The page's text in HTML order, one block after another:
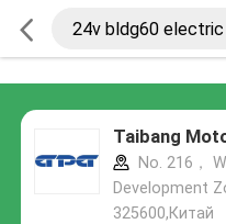
Taibang
No. 216，
Development
325600,Китай